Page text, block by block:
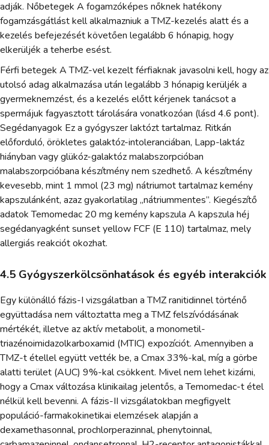
adják. Nőbetegek A fogamzóképes nőknek hatékony
fogamzásgátlást kell alkalmazniuk a TMZ-kezelés alatt és a
kezelés befejezését követően legalább 6 hónapig, hogy
elkerüljék a teherbe esést.
Férfi betegek A TMZ-vel kezelt férfiaknak javasolni kell, hogy az
utolsó adag alkalmazása után legalább 3 hónapig kerüljék a
gyermeknemzést, és a kezelés előtt kérjenek tanácsot a
spermájuk fagyasztott tárolására vonatkozóan (lásd 4.6 pont).
Segédanyagok Ez a gyógyszer laktózt tartalmaz. Ritkán
előforduló, örökletes galaktóz-intoleranciában, Lapp-laktáz
hiányban vagy glükóz-galaktóz malabszorpcióban
malabszorpcióbana készítmény nem szedhető. A készítmény
kevesebb, mint 1 mmol (23 mg) nátriumot tartalmaz kemény
kapszulánként, azaz gyakorlatilag „nátriummentes”. Kiegészítő
adatok Temomedac 20 mg kemény kapszula A kapszula héj
segédanyagként sunset yellow FCF (E 110) tartalmaz, mely
allergiás reakciót okozhat.
4.5 Gyógyszerkölcsönhatások és egyéb interakciók
Egy különálló fázis-I vizsgálatban a TMZ ranitidinnel történő
együttadása nem változtatta meg a TMZ felszívódásának
mértékét, illetve az aktív metabolit, a monometil-
triazénoimidazolkarboxamid (MTIC) expozíciót. Amennyiben a
TMZ-t étellel együtt vették be, a Cmax 33%-kal, míg a görbe
alatti terület (AUC) 9%-kal csökkent. Mivel nem lehet kizárni,
hogy a Cmax változása klinikailag jelentős, a Temomedac-t étel
nélkül kell bevenni. A fázis-II vizsgálatokban megfigyelt
populáció-farmakokinetikai elemzések alapján a
dexamethasonnal, prochlorperazinnal, phenytoinnal,